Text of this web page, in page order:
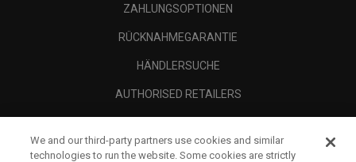
ZAHLUNGSOPTIONEN
RÜCKNAHMEGARANTIE
HÄNDLERSUCHE
AUTHORISED RETAILERS
UNTERNEHMENSPROFIL
We and our third-party partners use cookies and similar
technologies to run the website. Some cookies are strictly